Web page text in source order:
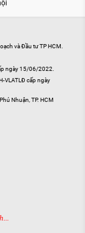
và Đầu tư TP HCM.
ngày 15/06/2022.
VLATLĐ cấp ngày
Nhuận, TP. HCM